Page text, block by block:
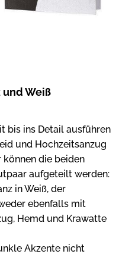
und Weiß
bis ins Detail ausführen
und Hochzeitsanzug
können die beiden
aufgeteilt werden:
in Weiß, der
ebenfalls mit
Hemd und Krawatte
Akzente nicht